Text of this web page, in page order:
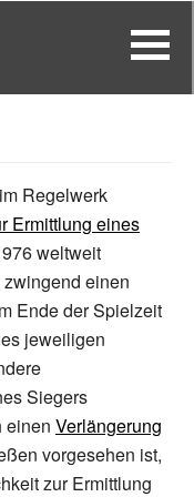
Regelwerk
Ermittlung eines
weltweit
einen
Ende der Spielzeit
jeweiligen
Siegers
einen Verlängerung
vorgesehen ist,
zur Ermittlung